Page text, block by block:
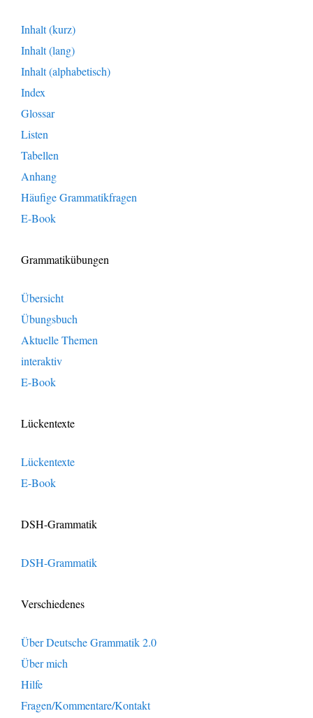
Inhalt (kurz)
Inhalt (lang)
Inhalt (alphabetisch)
Index
Glossar
Listen
Tabellen
Anhang
Häufige Grammatikfragen
E-Book
Grammatikübungen
Übersicht
Übungsbuch
Aktuelle Themen
interaktiv
E-Book
Lückentexte
Lückentexte
E-Book
DSH-Grammatik
DSH-Grammatik
Verschiedenes
Über Deutsche Grammatik 2.0
Über mich
Hilfe
Fragen/Kommentare/Kontakt